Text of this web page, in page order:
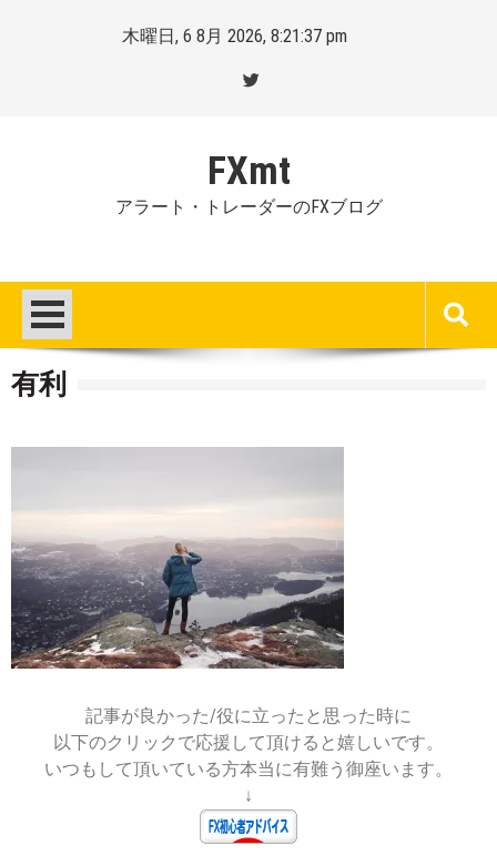
木曜日, 6 8月 2026, 8:21:38 pm
FXmt
アラート・トレーダーのFXブログ
有利
Posted
2020-
03-
11
By
記事が良かった/役に立ったと思った時に
以下のクリックで応援して頂けると嬉しいです。
いつもして頂いている方本当に有難う御座います。
↓